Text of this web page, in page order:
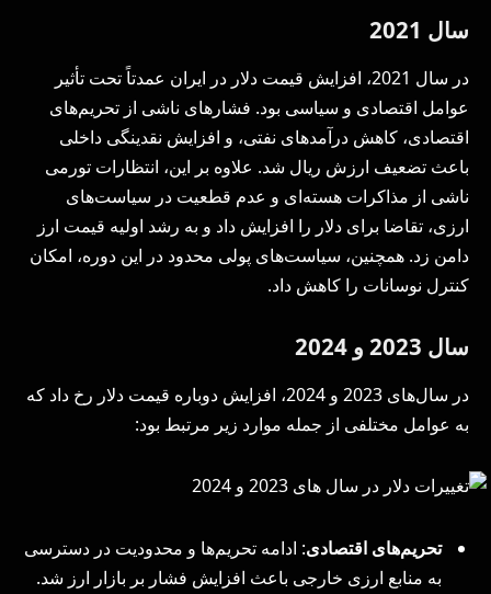
سال 2021
در سال 2021، افزایش قیمت دلار در ایران عمدتاً تحت تأثیر
عوامل اقتصادی و سیاسی بود. فشارهای ناشی از تحریم‌های
اقتصادی، کاهش درآمدهای نفتی، و افزایش نقدینگی داخلی
باعث تضعیف ارزش ریال شد. علاوه بر این، انتظارات تورمی
ناشی از مذاکرات هسته‌ای و عدم قطعیت در سیاست‌های
ارزی، تقاضا برای دلار را افزایش داد و به رشد اولیه قیمت ارز
دامن زد. همچنین، سیاست‌های پولی محدود در این دوره، امکان
کنترل نوسانات را کاهش داد.
سال 2023 و 2024
در سال‌های 2023 و 2024، افزایش دوباره قیمت دلار رخ داد که
به عوامل مختلفی از جمله موارد زیر مرتبط بود:
تحریم‌های اقتصادی: ادامه تحریم‌ها و محدودیت در دسترسی
به منابع ارزی خارجی باعث افزایش فشار بر بازار ارز شد.